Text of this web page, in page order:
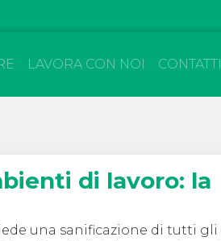
LAVORA CON NOI CONTATTI
di lavoro: la
una sanificazione di tutti gli